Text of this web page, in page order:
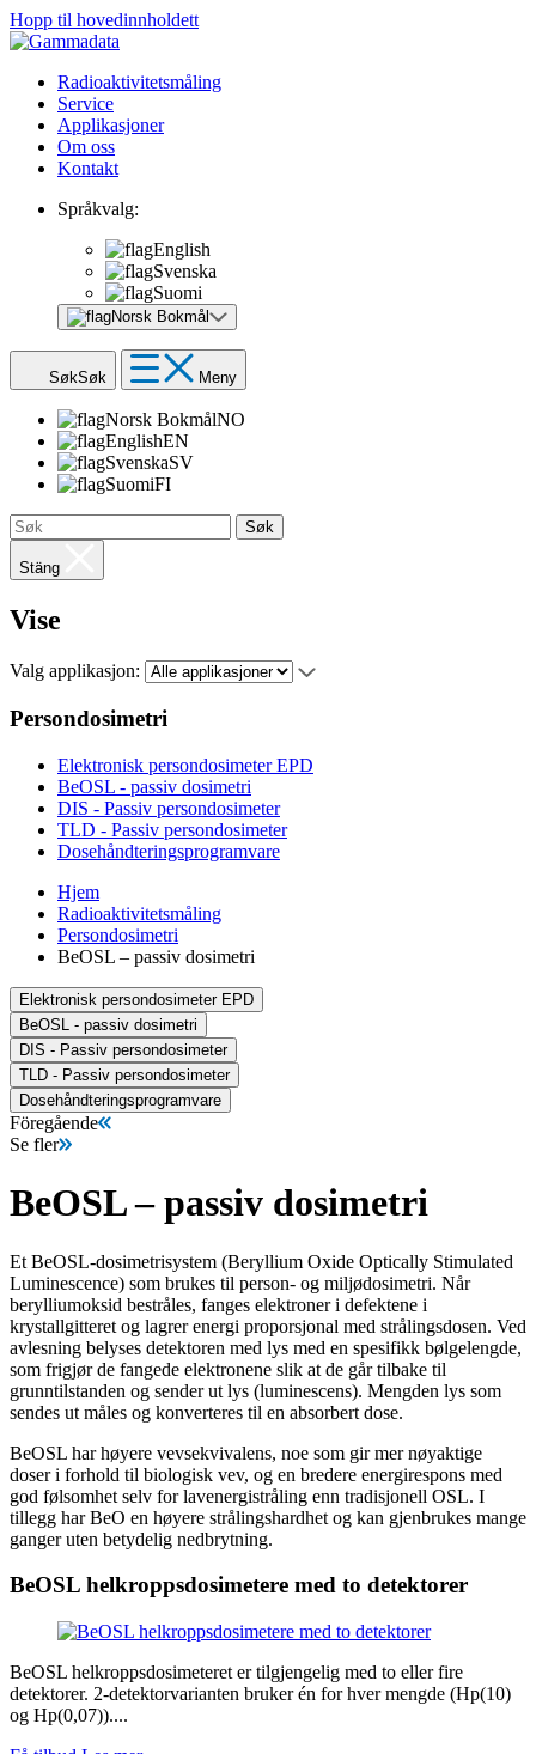
Hopp til hovedinnholdett
Radioaktivitetsmåling
Service
Applikasjoner
Om oss
Kontakt
Språkvalg:
English
Svenska
Suomi
Norsk Bokmål
SøkSøk Meny
Norsk BokmålNO
EnglishEN
SvenskaSV
SuomiFI
Søk
Stäng
Vise
Valg applikasjon:
Persondosimetri
Elektronisk persondosimeter EPD
BeOSL - passiv dosimetri
DIS - Passiv persondosimeter
TLD - Passiv persondosimeter
Dosehåndteringsprogramvare
Hjem
Radioaktivitetsmåling
Persondosimetri
BeOSL – passiv dosimetri
Elektronisk persondosimeter EPD
BeOSL - passiv dosimetri
DIS - Passiv persondosimeter
TLD - Passiv persondosimeter
Dosehåndteringsprogramvare
Föregående
Se fler
BeOSL – passiv dosimetri
Et BeOSL-dosimetrisystem (Beryllium Oxide Optically Stimulated
Luminescence) som brukes til person- og miljødosimetri. Når
berylliumoksid bestråles, fanges elektroner i defektene i
krystallgitteret og lagrer energi proporsjonal med strålingsdosen. Ved
avlesning belyses detektoren med lys med en spesifikk bølgelengde,
som frigjør de fangede elektronene slik at de går tilbake til
grunntilstanden og sender ut lys (luminescens). Mengden lys som
sendes ut måles og konverteres til en absorbert dose.
BeOSL har høyere vevsekvivalens, noe som gir mer nøyaktige
doser i forhold til biologisk vev, og en bredere energirespons med
god følsomhet selv for lavenergistråling enn tradisjonell OSL. I
tillegg har BeO en høyere strålingshardhet og kan gjenbrukes mange
ganger uten betydelig nedbrytning.
BeOSL helkroppsdosimetere med to detektorer
BeOSL helkroppsdosimeteret er tilgjengelig med to eller fire
detektorer. 2-detektorvarianten bruker én for hver mengde (Hp(10)
og Hp(0,07))....